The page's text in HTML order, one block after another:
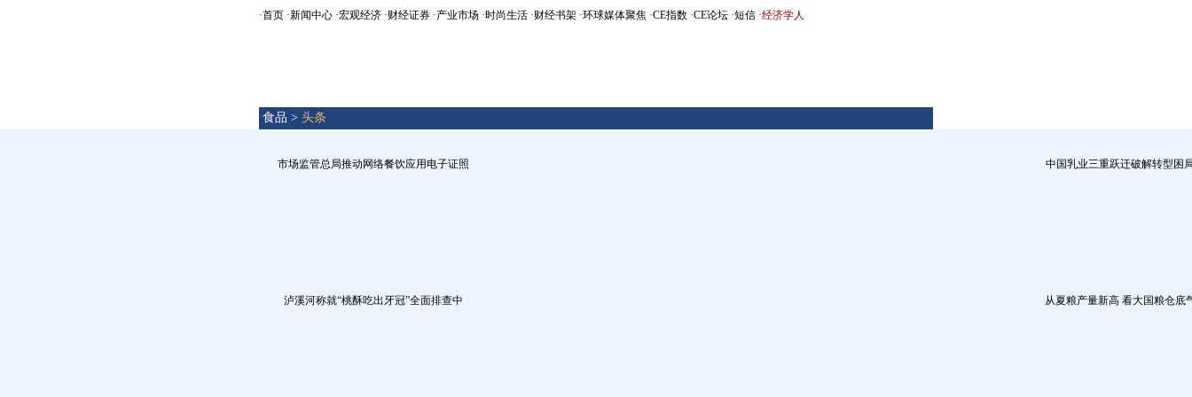
·首页 ·新闻中心 ·宏观经济 ·财经证券 ·产业市场 ·时尚生活 ·财经书架 ·环球媒体聚焦 ·CE指数 ·CE论坛 ·短信 ·经济学人
食品 > 头条
市场监管总局推动网络餐饮应用电子证照 中国乳业三重跃迁破解转型困
泸溪河称就“桃酥吃出牙冠”全面排查中 从夏粮产量新高 看大国粮仓底